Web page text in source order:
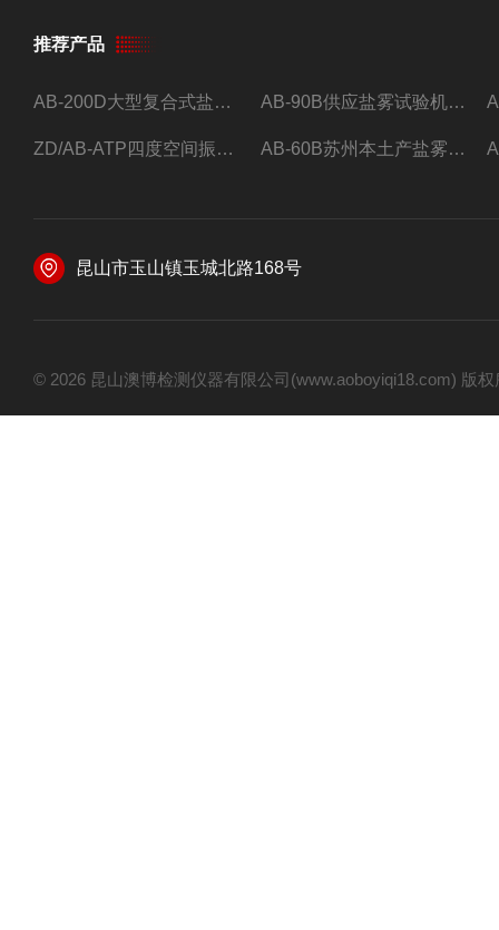
推荐产品
AB-200D大型复合式盐雾腐蚀试验箱，小型盐干湿腐蚀试验箱。 AB-90B供应盐雾试验机现货可按要求订制。
ZD/AB-ATP四度空间振动台* AB-60B苏州本土产盐雾试验机
昆山市玉山镇玉城北路168号
© 2026 昆山澳博检测仪器有限公司(www.aoboyiqi18.com) 版